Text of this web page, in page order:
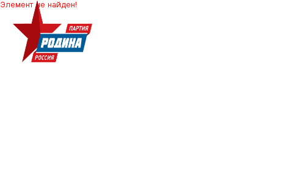
Элемент не найден!